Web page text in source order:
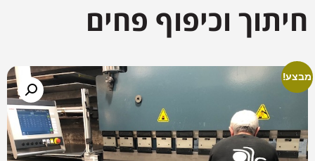
חיתוך וכיפוף פחים
מבצע!